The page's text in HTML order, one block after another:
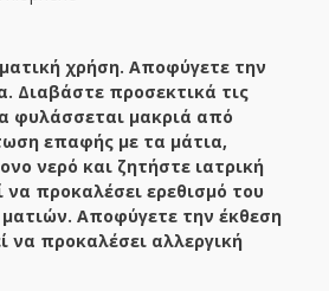
χρήση. Αποφύγετε την
Διαβάστε προσεκτικά τις
φυλάσσεται μακριά από
επαφής με τα μάτια,
νερό και ζητήστε ιατρική
προκαλέσει ερεθισμό του
Αποφύγετε την έκθεση
να προκαλέσει αλλεργική